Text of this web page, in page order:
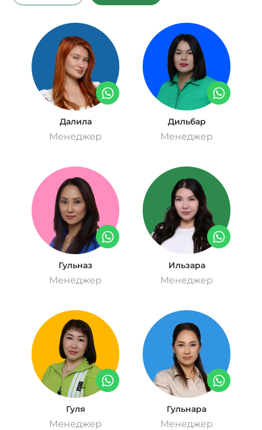
Далила
Менеджер
Дильбар
Менеджер
Гульназ
Менеджер
Ильзара
Менеджер
Гуля
Менеджер
Гульнара
Менеджер